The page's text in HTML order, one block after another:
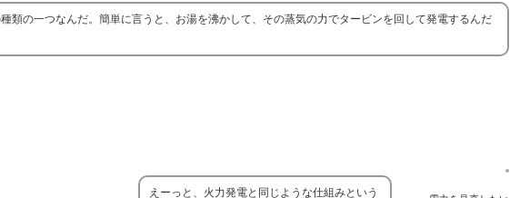
類の一つなんだ。簡単に言うと、お湯を沸かして、その蒸気の力でタービンを回して発電するんだ
えーっと、火力発電と同じような仕組みという